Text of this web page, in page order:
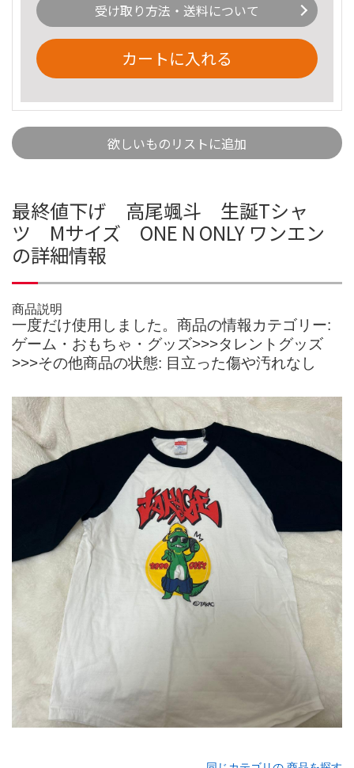
受け取り方法・送料について
カートに入れる
欲しいものリストに追加
最終値下げ 高尾颯斗 生誕Tシャ
ツ Mサイズ ONE N ONLY ワンエン
の詳細情報
商品説明
一度だけ使用しました。商品の情報カテゴリー:
ゲーム・おもちゃ・グッズ>>>タレントグッズ
>>>その他商品の状態: 目立った傷や汚れなし